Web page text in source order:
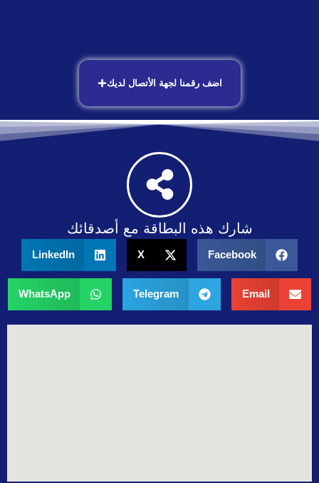
اضف رقمنا لجهة الأتصال لديك
شارك هذه البطاقة مع أصدقائك
Facebook
X
LinkedIn
Email
Telegram
WhatsApp